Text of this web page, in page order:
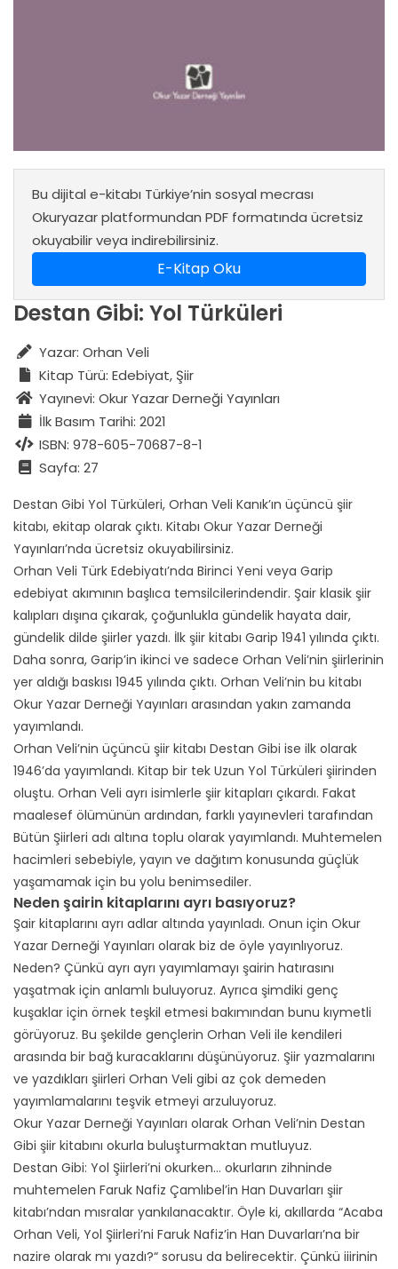
Bu dijital e-kitabı Türkiye’nin sosyal mecrası
Okuryazar platformundan PDF formatında ücretsiz
okuyabilir veya indirebilirsiniz.
E-Kitap Oku
Destan Gibi: Yol Türküleri
Yazar: Orhan Veli
Kitap Türü: Edebiyat, Şiir
Yayınevi: Okur Yazar Derneği Yayınları
İlk Basım Tarihi: 2021
ISBN: 978-605-70687-8-1
Sayfa: 27
Destan Gibi Yol Türküleri, Orhan Veli Kanık’ın üçüncü şiir
kitabı, ekitap olarak çıktı. Kitabı Okur Yazar Derneği
Yayınları’nda ücretsiz okuyabilirsiniz.
Orhan Veli Türk Edebiyatı’nda Birinci Yeni veya Garip
edebiyat akımının başlıca temsilcilerindendir. Şair klasik şiir
kalıpları dışına çıkarak, çoğunlukla gündelik hayata dair,
gündelik dilde şiirler yazdı. İlk şiir kitabı Garip 1941 yılında çıktı.
Daha sonra, Garip’in ikinci ve sadece Orhan Veli’nin şiirlerinin
yer aldığı baskısı 1945 yılında çıktı. Orhan Veli’nin bu kitabı
Okur Yazar Derneği Yayınları arasından yakın zamanda
yayımlandı.
Orhan Veli’nin üçüncü şiir kitabı Destan Gibi ise ilk olarak
1946’da yayımlandı. Kitap bir tek Uzun Yol Türküleri şiirinden
oluştu. Orhan Veli ayrı isimlerle şiir kitapları çıkardı. Fakat
maalesef ölümünün ardından, farklı yayınevleri tarafından
Bütün Şiirleri adı altına toplu olarak yayımlandı. Muhtemelen
hacimleri sebebiyle, yayın ve dağıtım konusunda güçlük
yaşamamak için bu yolu benimsediler.
Neden şairin kitaplarını ayrı basıyoruz?
Şair kitaplarını ayrı adlar altında yayınladı. Onun için Okur
Yazar Derneği Yayınları olarak biz de öyle yayınlıyoruz.
Neden? Çünkü ayrı ayrı yayımlamayı şairin hatırasını
yaşatmak için anlamlı buluyoruz. Ayrıca şimdiki genç
kuşaklar için örnek teşkil etmesi bakımından bunu kıymetli
görüyoruz. Bu şekilde gençlerin Orhan Veli ile kendileri
arasında bir bağ kuracaklarını düşünüyoruz. Şiir yazmalarını
ve yazdıkları şiirleri Orhan Veli gibi az çok demeden
yayımlamalarını teşvik etmeyi arzuluyoruz.
Okur Yazar Derneği Yayınları olarak Orhan Veli’nin Destan
Gibi şiir kitabını okurla buluşturmaktan mutluyuz.
Destan Gibi: Yol Şiirleri’ni okurken… okurların zihninde
muhtemelen Faruk Nafiz Çamlıbel’in Han Duvarları şiir
kitabı’ndan mısralar yankılanacaktır. Öyle ki, akıllarda “Acaba
Orhan Veli, Yol Şiirleri’ni Faruk Nafiz’in Han Duvarları’na bir
nazire olarak mı yazdı?“ sorusu da belirecektir. Çünkü iiirinin